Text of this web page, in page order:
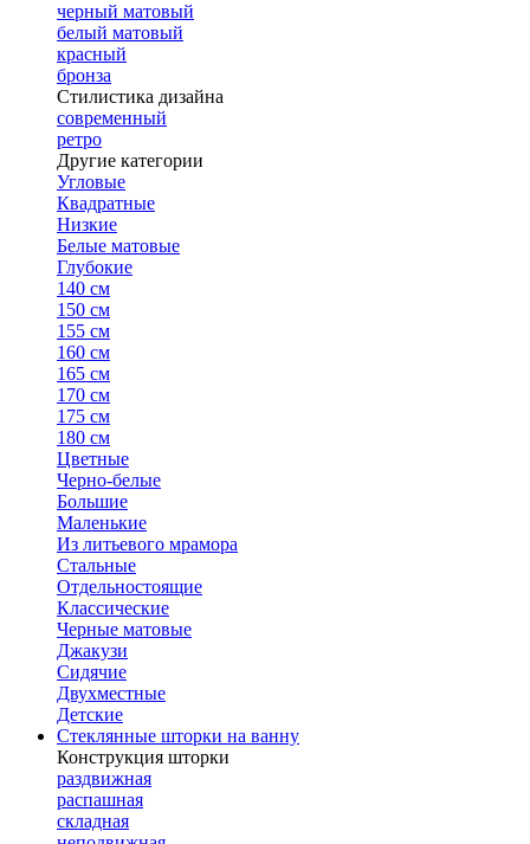
черный матовый
белый матовый
красный
бронза
Стилистика дизайна
современный
ретро
Другие категории
Угловые
Квадратные
Низкие
Белые матовые
Глубокие
140 см
150 см
155 см
160 см
165 см
170 см
175 см
180 см
Цветные
Черно-белые
Большие
Маленькие
Из литьевого мрамора
Стальные
Отдельностоящие
Классические
Черные матовые
Джакузи
Сидячие
Двухместные
Детские
Стеклянные шторки на ванну
Конструкция шторки
раздвижная
распашная
складная